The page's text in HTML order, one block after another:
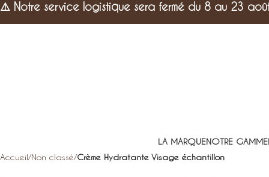
LA MARQUENOTRE GAMME
Accueil Non classé Crème Hydratante Visage échantillon
⚠️ Notre service logistique sera fermé du 8 au 23